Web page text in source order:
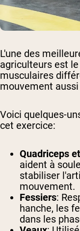
L'une des
agriculteurs est
musculaires
mouvement
Voici quelques-
cet exercice:
Quadriceps
aident à
stabiliser
mouvement.
Fessiers:
hanche, les
dans les